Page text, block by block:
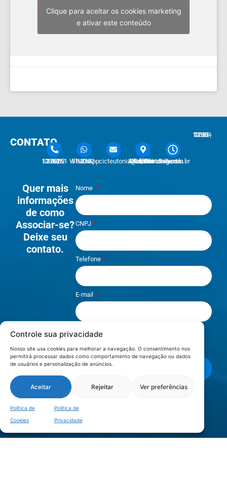
Controle sua privacidade
Nosso site usa cookies para melhorar a navegação. O consentimento nos
permitirá processar dados como comportamento de navegação ou dados
de usuários e personalização de anúncios.
Aceitar Rejeitar Ver preferências
Política de
Cookies
Política de
Privacidade
Clique para aceitar os cookies marketing
e ativar este conteúdo
CONTATO
51 3762-1233 | 51 3762-1030 51 3762-1233 WhatsAppcicteutonia@cicteutonia.com.br
Rua Um Sul, 77 - Centro Administrativo Teutônia - RS Segunda - Sexta
7:30 - 12:00 | 13:30 - 17:30
Quer mais
informações
de como
Associar-se?
Deixe seu
contato.
Nome
CNPJ
Telefone
E-mail
Li e aceito os termos de
Privacidade.
LOCALIZAÇÃO